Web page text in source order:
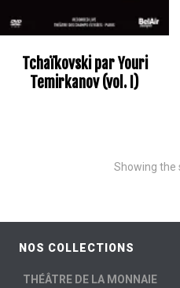
Tchaïkovski par Youri
Temirkanov (vol. I)
Showing the
NOS COLLECTIONS
THÉÂTRE DE LA MONNAIE